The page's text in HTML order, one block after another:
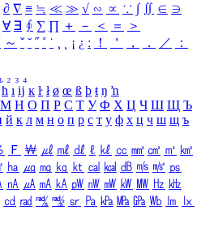
∂ ∇ ≡ ≒ ≪ ≫ √ ∽ ∝ ∵ ∫ ∬ ∈ ∋
∀ ∃ ∮ ∑ ∏ ＋ － ＜ ＝
＞
～ ˇ ˘ ˝ ˚ ˙ ¸ ¡ ¿ ː ！ ＇ ， ． ／
：
₁ ₂ ₃ ₄
ħ ı ĳ ĸ ŀ ł ø œ ß þ ŧ ŋ ŉ
М Н О П Р С Т У Ф Х Ц Ч Ш Щ Ъ
й к л м н о п р с т у ф х ц ч ш щ ъ
Ｆ ￦ ㎕ ㎖ ㎗ ℓ ㎘ ㏄ ㎣ ㎤ ㎥ ㎦
㏊ ㎍ ㎎ ㎏ ㏏ ㎈ ㎉ ㏈ ㎧ ㎨ ㎰
㎁ ㎂ ㎃ ㎄ ㎺ ㎻ ㎽ ㎾ ㎿ ㎐ ㎑
㏅ ㎭ ㎮ ㎯ ㏛ ㎩ ㎪ ㎫ ㎬ ㏝ ㏐
㏓